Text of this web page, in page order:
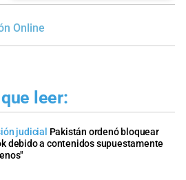
Online
leer:
judicial Pakistán ordenó bloquear
debido a contenidos supuestamente